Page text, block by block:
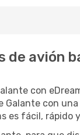
avión
con
con
es fácil, rápido